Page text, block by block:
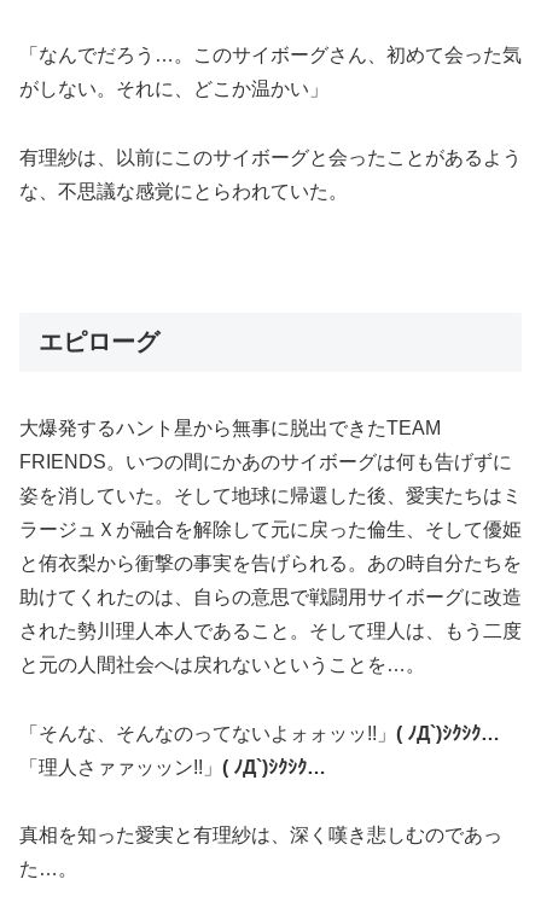
「なんでだろう…。このサイボーグさん、初めて会った気
がしない。それに、どこか温かい」
有理紗は、以前にこのサイボーグと会ったことがあるよう
な、不思議な感覚にとらわれていた。
エピローグ
大爆発するハント星から無事に脱出できたTEAM
FRIENDS。いつの間にかあのサイボーグは何も告げずに
姿を消していた。そして地球に帰還した後、愛実たちはミ
ラージュＸが融合を解除して元に戻った倫生、そして優姫
と侑衣梨から衝撃の事実を告げられる。あの時自分たちを
助けてくれたのは、自らの意思で戦闘用サイボーグに改造
された勢川理人本人であること。そして理人は、もう二度
と元の人間社会へは戻れないということを…。
「そんな、そんなのってないよォォッッ!!」 ( ﾉД`)ｼｸｼｸ…
「理人さァァッッン!!」 ( ﾉД`)ｼｸｼｸ…
真相を知った愛実と有理紗は、深く嘆き悲しむのであっ
た…。